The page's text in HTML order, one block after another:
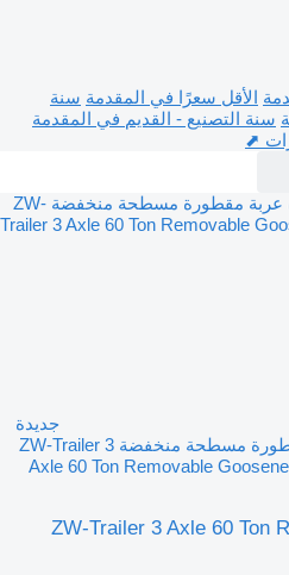
الأقل سعرًا في المقدمة سنة
سنة التصنيع - القديم في المقدمة
⬈
جديدة
العربات نصف المقطورة عربة مقطورة مسطحة منخفضة ZW-Trailer 3
Axle 60 Ton Removable
ZW-Trailer 3 Axle 60 Ton